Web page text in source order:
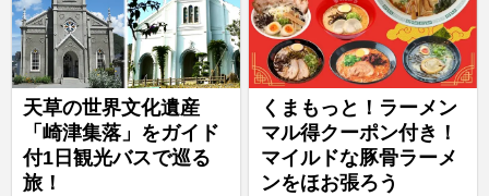
天草の世界文化遺産
「崎津集落」をガイド
付1日観光バスで巡る
旅！
くまもっと！ラーメン
マル得クーポン付き！
マイルドな豚骨ラーメ
ンをほお張ろう